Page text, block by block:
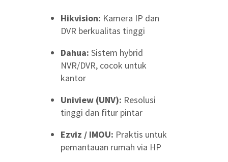
Hikvision: Kamera IP dan
DVR berkualitas tinggi
Dahua: Sistem hybrid
NVR/DVR, cocok untuk
kantor
Uniview (UNV): Resolusi
tinggi dan fitur pintar
Ezviz / IMOU: Praktis untuk
pemantauan rumah via HP